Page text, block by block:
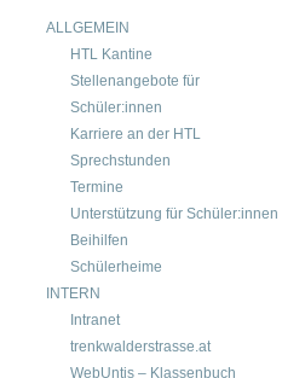
ALLGEMEIN
HTL Kantine
Stellenangebote für
Schüler:innen
Karriere an der HTL
Sprechstunden
Termine
Unterstützung für Schüler:innen
Beihilfen
Schülerheime
INTERN
Intranet
trenkwalderstrasse.at
WebUntis – Klassenbuch